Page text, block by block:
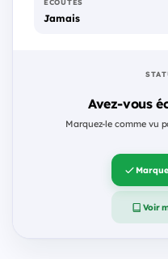
ÉCOUTES
Jamais
Avez-vous
Marquez-le comme vu
Voir